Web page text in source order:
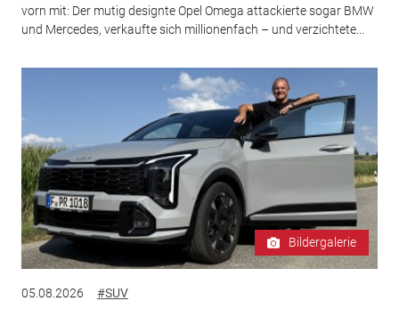
vorn mit: Der mutig designte Opel Omega attackierte sogar BMW
und Mercedes, verkaufte sich millionenfach – und verzichtete...
Bildergalerie
05.08.2026 #SUV